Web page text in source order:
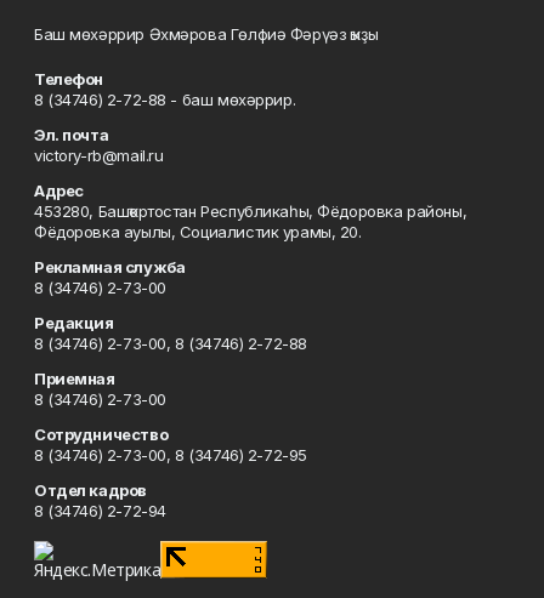
Баш мөхәррир Әхмәрова Гөлфиә Фәрүәз ҡыҙы
Телефон
8 (34746) 2-72-88 - баш мөхәррир.
Эл. почта
victory-rb@mail.ru
Адрес
453280, Башҡортостан Республикаһы, Фёдоровка районы,
Фёдоровка ауылы, Социалистик урамы, 20.
Рекламная служба
8 (34746) 2-73-00
Редакция
8 (34746) 2-73-00, 8 (34746) 2-72-88
Приемная
8 (34746) 2-73-00
Сотрудничество
8 (34746) 2-73-00, 8 (34746) 2-72-95
Отдел кадров
8 (34746) 2-72-94